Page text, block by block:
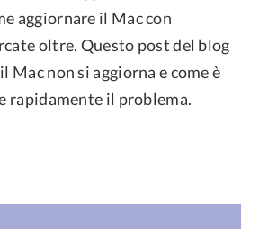
aggiornare il Mac con
oltre. Questo post del blog
Mac non si aggiorna e come è
rapidamente il problema.